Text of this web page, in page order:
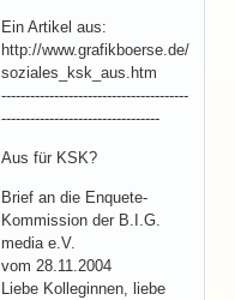
Ein Artikel aus:
http://www.grafikboerse.de/
soziales_ksk_aus.htm
---------------------------------------
---------------------------------
Aus für KSK?
Brief an die Enquete-
Kommission der B.I.G.
media e.V.
vom 28.11.2004
Liebe Kolleginnen, liebe